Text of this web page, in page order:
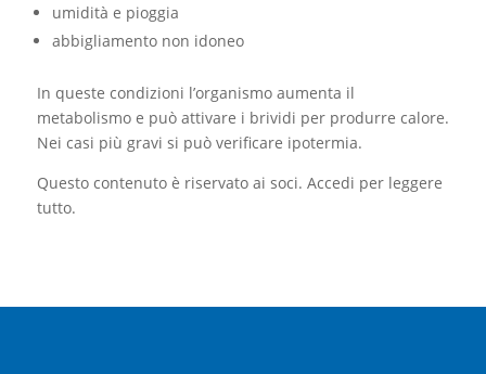
umidità e pioggia
abbigliamento non idoneo
In queste condizioni l’organismo aumenta il
metabolismo e può attivare i brividi per produrre calore.
Nei casi più gravi si può verificare ipotermia.
Questo contenuto è riservato ai soci. Accedi per leggere
tutto.